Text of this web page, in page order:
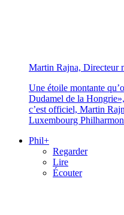
Martin Rajna, Directeur
Une étoile montante
Dudamel de la
c’est officiel, Martin
Luxembourg
Phil+
Regarder
Lire
Écouter